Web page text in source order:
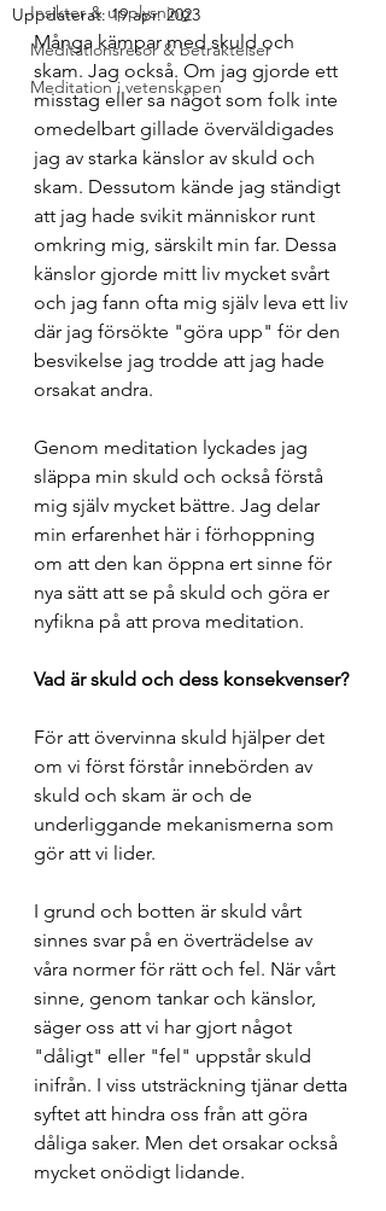
Insikter & upplysning
Meditationsresor & betraktelser
Meditation i vetenskapen
Uppdaterat:19 apr. 2023
Många kämpar med skuld och
skam. Jag också. Om jag gjorde ett
misstag eller sa något som folk inte
omedelbart gillade överväldigades
jag av starka känslor av skuld och
skam. Dessutom kände jag ständigt
att jag hade svikit människor runt
omkring mig, särskilt min far. Dessa
känslor gjorde mitt liv mycket svårt
och jag fann ofta mig själv leva ett liv
där jag försökte "göra upp" för den
besvikelse jag trodde att jag hade
orsakat andra.
Genom meditation lyckades jag
släppa min skuld och också förstå
mig själv mycket bättre. Jag delar
min erfarenhet här i förhoppning
om att den kan öppna ert sinne för
nya sätt att se på skuld och göra er
nyfikna på att prova meditation.
Vad är skuld och dess konsekvenser?
För att övervinna skuld hjälper det
om vi först förstår innebörden av
skuld och skam är och de
underliggande mekanismerna som
gör att vi lider.
I grund och botten är skuld vårt
sinnes svar på en överträdelse av
våra normer för rätt och fel. När vårt
sinne, genom tankar och känslor,
säger oss att vi har gjort något
"dåligt" eller "fel" uppstår skuld
inifrån. I viss utsträckning tjänar detta
syftet att hindra oss från att göra
dåliga saker. Men det orsakar också
mycket onödigt lidande.